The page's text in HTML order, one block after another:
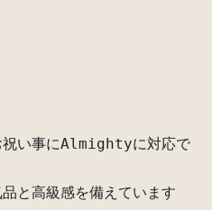
祝い事にAlmightyに対応で
と高級感を備えています